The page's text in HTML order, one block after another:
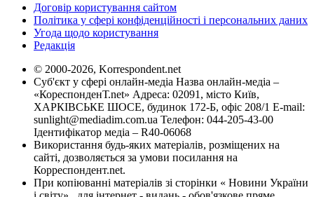
Договір користування сайтом
Політика у сфері конфіденційності і персональних даних
Угода щодо користування
Редакція
© 2000-2026, Korrespondent.net
Суб'єкт у сфері онлайн-медіа Назва онлайн-медіа –
«КореспонденТ.net» Адреса: 02091, місто Київ,
ХАРКІВСЬКЕ ШОСЕ, будинок 172-Б, офіс 208/1 E-mail:
sunlight@mediadim.com.ua Телефон: 044-205-43-00
Ідентифікатор медіа – R40-06068
Використання будь-яких матеріалів, розміщених на
сайті, дозволяється за умови посилання на
Корреспондент.net.
При копіюванні матеріалів зі сторінки « Новини України